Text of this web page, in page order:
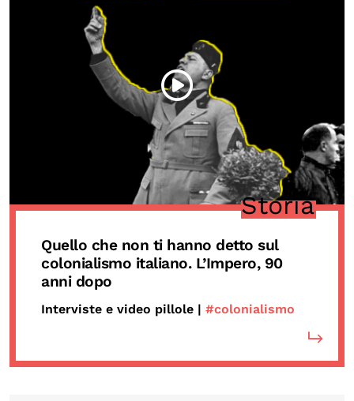
Storia
Quello che non ti hanno detto sul
colonialismo italiano. L’Impero, 90
anni dopo
Interviste e video pillole | #colonialismo